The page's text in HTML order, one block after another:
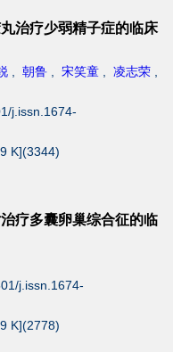
治疗少弱精子症的临床
, 朝鲁 , 宋笑童 , 凌志荣 ,
j.issn.1674-
K](3344)
疗多囊卵巢综合征的临
j.issn.1674-
K](2778)